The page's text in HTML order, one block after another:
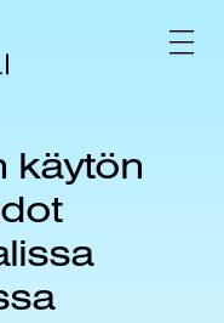
V
A
käytön